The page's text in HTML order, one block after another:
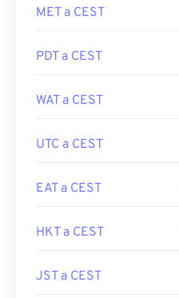
MET a CEST
PDT a CEST
WAT a CEST
UTC a CEST
EAT a CEST
HKT a CEST
JST a CEST